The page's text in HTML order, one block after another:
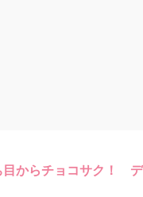
目からチョコサク！